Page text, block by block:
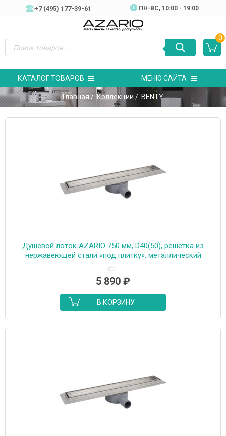
+7 (495) 177-39-61 ПН-ВC, 10:00 - 19:00
0
КАТАЛОГ ТОВАРОВ МЕНЮ САЙТА
Главная/Коллекции / BENTY
Душевой лоток AZARIO 750 мм, D40(50), решетка из
нержавеющей стали «под плитку», металлический
(AZT3TILE750)
5 890 ₽
В КОРЗИНУ